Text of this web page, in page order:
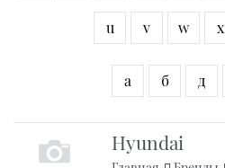
u v w x
а б д
Hyundai